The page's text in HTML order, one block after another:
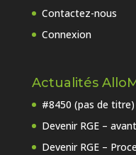
Contactez-nous
Connexion
Actualités
#8450 (pas de titre)
Devenir RGE –
Devenir RGE –